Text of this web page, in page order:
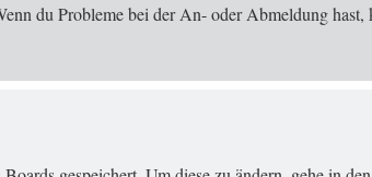
du Probleme bei der An- oder Abmeldung